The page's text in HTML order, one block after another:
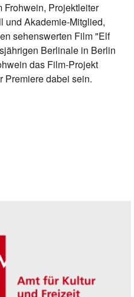
Frohwein, Projektleiter
und Akademie-Mitglied,
sehenswerten Film "Elf
Berlinale in Berlin
das Film-Projekt
Premiere dabei sein.